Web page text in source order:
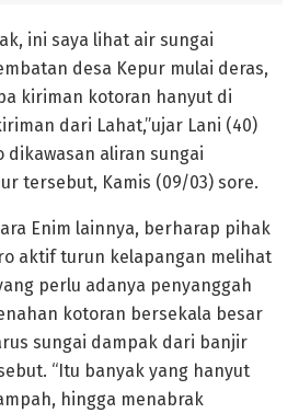
ini saya lihat air sungai
desa Kepur mulai deras,
kiriman kotoran hanyut di
dari Lahat,”ujar Lani (40)
dikawasan aliran sungai
tersebut, Kamis (09/03) sore.
Enim lainnya, berharap pihak
aktif turun kelapangan melihat
perlu adanya penyanggah
kotoran bersekala besar
sungai dampak dari banjir
“Itu banyak yang hanyut
hingga menabrak